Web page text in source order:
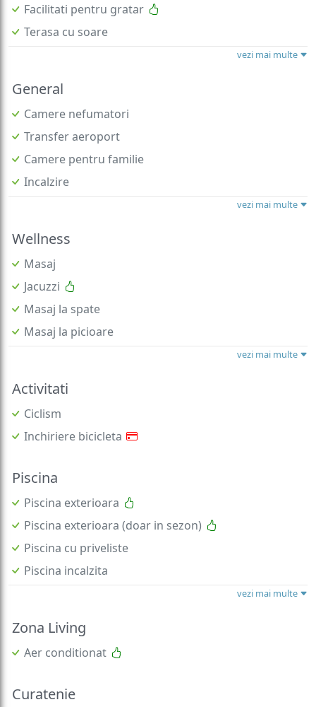
Facilitati pentru gratar
Terasa cu soare
vezi mai multe
General
Camere nefumatori
Transfer aeroport
Camere pentru familie
Incalzire
vezi mai multe
Wellness
Masaj
Jacuzzi
Masaj la spate
Masaj la picioare
vezi mai multe
Activitati
Ciclism
Inchiriere bicicleta
Piscina
Piscina exterioara
Piscina exterioara (doar in sezon)
Piscina cu priveliste
Piscina incalzita
vezi mai multe
Zona Living
Aer conditionat
Curatenie